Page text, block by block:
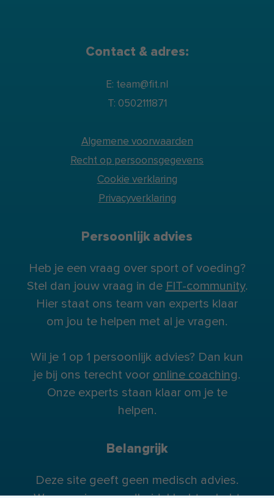
Contact & adres:
E: team@fit.nl
T: 0502111871
Algemene voorwaarden
Recht op persoonsgegevens
Cookie verklaring
Privacyverklaring
Persoonlijk advies
Heb je een vraag over sport of voeding?
Stel dan jouw vraag in de FIT-community.
Hier staat ons team van experts klaar
om jou te helpen met al je vragen.
Wil je 1 op 1 persoonlijk advies? Dan kun
je bij ons terecht voor online coaching.
Onze experts staan klaar om je te
helpen.
Belangrijk
Deze site geeft geen medisch advies.